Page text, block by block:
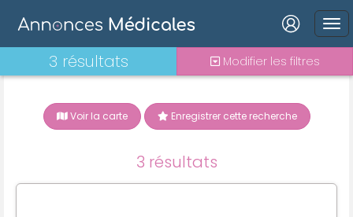
Connexion
Connexion
3 résultats Modifier les filtres
Voir la carte Enregistrer cette recherche
3 résultats